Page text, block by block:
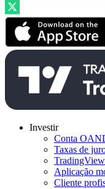
Investir
Conta
Taxas de
TradingView
Aplicação
Cliente